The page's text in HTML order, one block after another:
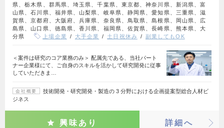
県、栃木県、群馬県、埼玉県、千葉県、東京都、神奈川県、新潟県、富
山県、石川県、福井県、山梨県、岐阜県、静岡県、愛知県、三重県、滋
賀県、京都府、大阪府、兵庫県、奈良県、鳥取県、島根県、岡山県、広
島県、山口県、徳島県、香川県、福岡県、佐賀県、長崎県、熊本県、大
分県
上場企業 大手企業 土日祝休み 副業してもOK
＜案件は研究のコア業務のみ＞ 配属先である、当社パート
ナー企業様にて、ご自身のスキルを活かして研究開発に従事
していただきま…
会社概要
技術開発・研究開発・製造の 3 分野における企画提案型総合人材ビ
ジネス
興味あり 詳細へ